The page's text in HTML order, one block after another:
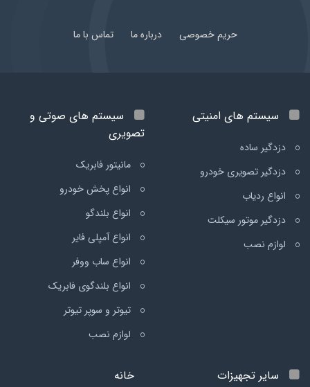
حریم خصوصی درباره ما تماس با ما
سیستم های امنیتی
دزدگیر ساده
دزدگیر تصویری خودرو
انواع ردیاب
دزدگیر موتور سیکلت
لوازم نصب
سیستم های صوتی و
تصویری
مانیتور فابریک
انواع پخش خودرو
انواع بلندگو
انواع آمپلی فایر
انواع ساب ووفر
انواع بلندگوی فابریک
تیوتر و سوپر تیوتر
لوازم نصب
سایر تجهیزات خانه